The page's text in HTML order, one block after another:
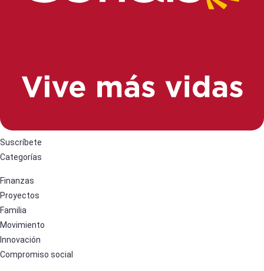
Suscríbete
Categorías
Finanzas
Proyectos
Familia
Movimiento
Innovación
Compromiso social